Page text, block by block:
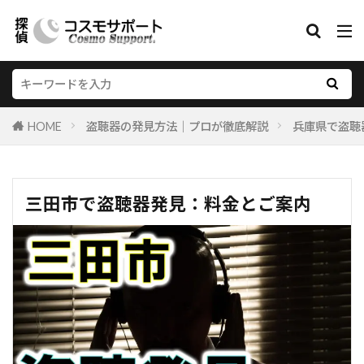
HOME 盗聴器の発見方法｜プロが徹底解説 兵庫県で盗
三田市で盗聴器発見：料金とご案内